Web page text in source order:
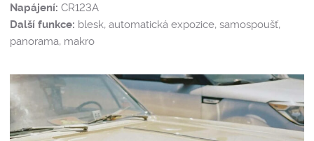
Napájení:CR123A
Další funkce: blesk, automatická expozice, samospoušť,
panorama, makro